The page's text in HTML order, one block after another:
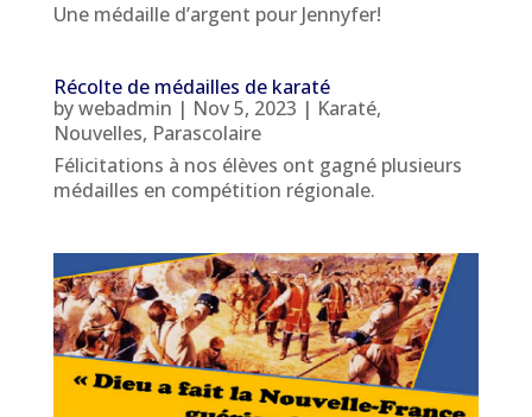
Une médaille d’argent pour Jennyfer!
Récolte de médailles de karaté
bywebadmin | Nov 5, 2023 | Karaté,
Nouvelles, Parascolaire
Félicitations à nos élèves ont gagné plusieurs
médailles en compétition régionale.